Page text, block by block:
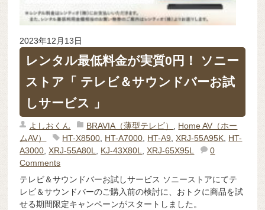
2023年12月13日
レンタル最低料金が実質0円！ ソニー
ストア「 テレビ＆サウンドバーお試
しサービス 」
よしおくん BRAVIA（薄型テレビ）
Home AV（ホー
ムAV）
HT-X8500 HT-A7000 HT-A9 ,XRJ-55A95K HT-
A3000 ,XRJ-55A80L KJ-43X80L ,XRJ-65X95L
0
Comments
テレビ＆サウンドバーお試しサービス ソニーストアにてテ
レビ＆サウンドバーのご購入前の検討に、おトクに商品を試
せる期間限定キャンペーンがスタートしました。